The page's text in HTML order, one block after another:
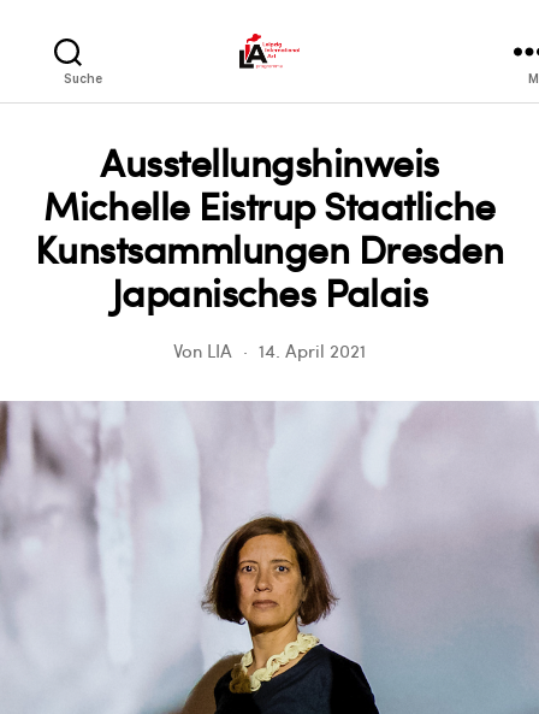
Suche
Ausstellungshinweis
Michelle Eistrup Staatliche
Kunstsammlungen Dresden
Japanisches Palais
Von LIA 14. April 2021